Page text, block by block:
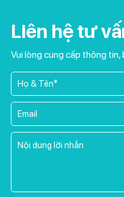
Liên hệ tư
Vui lòng cung cấp thông